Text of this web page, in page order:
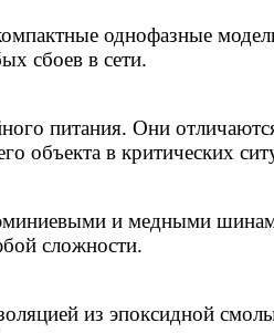
однофазные
сбоев в сети.
питания. Они
объекта в критических
и медными
сложности.
из эпоксидной